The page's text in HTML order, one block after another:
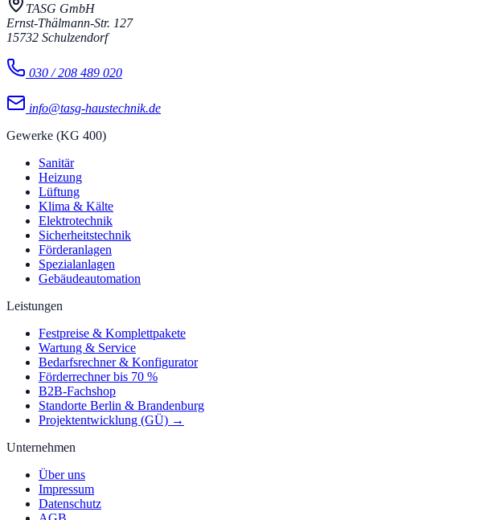
TASG GmbH
Ernst-Thälmann-Str. 127
15732 Schulzendorf
030 / 208 489 020
info@tasg-haustechnik.de
Gewerke (KG 400)
Sanitär
Heizung
Lüftung
Klima & Kälte
Elektrotechnik
Sicherheitstechnik
Förderanlagen
Spezialanlagen
Gebäudeautomation
Leistungen
Festpreise & Komplettpakete
Wartung & Service
Bedarfsrechner & Konfigurator
Förderrechner bis 70 %
B2B-Fachshop
Standorte Berlin & Brandenburg
Projektentwicklung (GÜ) →
Unternehmen
Über uns
Impressum
Datenschutz